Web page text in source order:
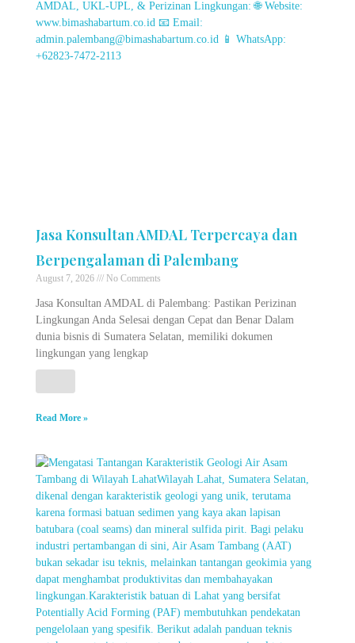
Jasa Konsultan AMDAL Terpercaya dan
Berpengalaman di Palembang
August 7, 2026 No Comments
Jasa Konsultan AMDAL di Palembang: Pastikan Perizinan
Lingkungan Anda Selesai dengan Cepat dan Benar Dalam
dunia bisnis di Sumatera Selatan, memiliki dokumen
lingkungan yang lengkap
Read More »